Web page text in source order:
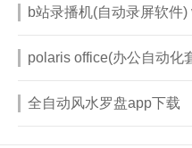
b站录播机(自动录屏软件)
全自动风水罗盘app下载